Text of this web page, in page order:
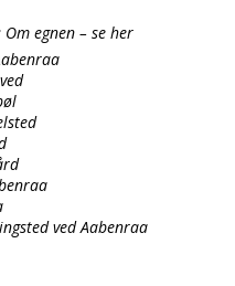
Om egnen – se her
ved Aabenraa